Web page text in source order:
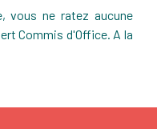
vous ne ratez aucune
Commis d'Office. A la